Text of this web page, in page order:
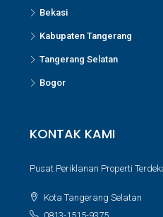
Bekasi
Kabupaten Tangerang
Tangerang Selatan
Bogor
KONTAK KAMI
Pusat Periklanan Properti
Kota Tangerang Selatan